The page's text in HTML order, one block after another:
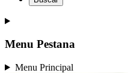
Menu Pestana
Menu Principal